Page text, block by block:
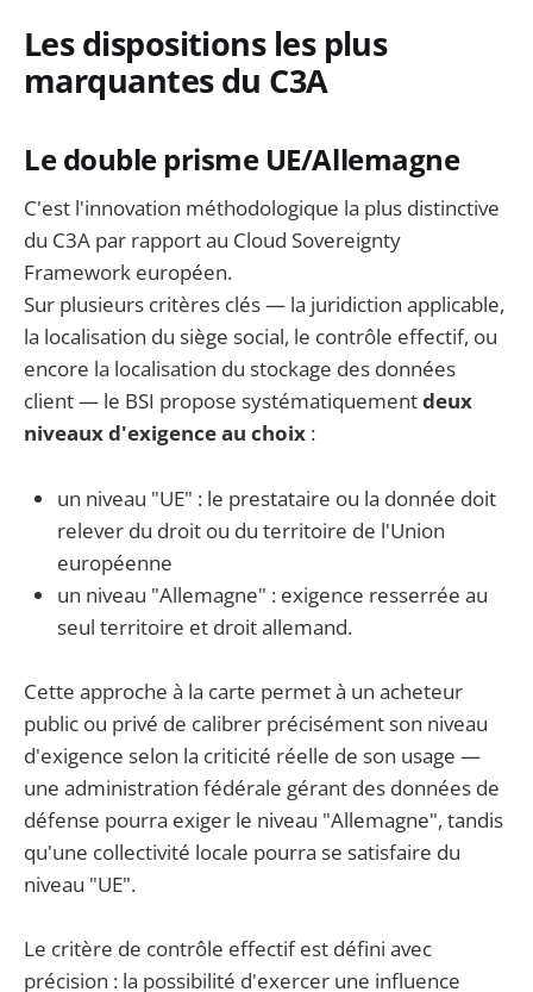
Les dispositions les plus
marquantes du C3A
Le double prisme UE/Allemagne
C'est l'innovation méthodologique la plus distinctive
du C3A par rapport au Cloud Sovereignty
Framework européen.
Sur plusieurs critères clés — la juridiction applicable,
la localisation du siège social, le contrôle effectif, ou
encore la localisation du stockage des données
client — le BSI propose systématiquementdeux
niveaux d'exigence au choix :
un niveau "UE" : le prestataire ou la donnée doit
relever du droit ou du territoire de l'Union
européenne
un niveau "Allemagne" : exigence resserrée au
seul territoire et droit allemand.
Cette approche à la carte permet à un acheteur
public ou privé de calibrer précisément son niveau
d'exigence selon la criticité réelle de son usage —
une administration fédérale gérant des données de
défense pourra exiger le niveau "Allemagne", tandis
qu'une collectivité locale pourra se satisfaire du
niveau "UE".
Le critère de contrôle effectif est défini avec
précision : la possibilité d'exercer une influence